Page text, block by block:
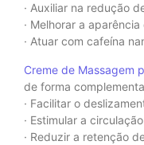
· Auxiliar na redução
· Melhorar a
· Atuar com cafeína
Creme de Massagem
de forma
· Facilitar o
· Estimular a circulação
· Reduzir a retenção